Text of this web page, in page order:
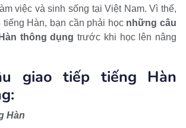
việc và sinh sống tại Việt Nam. Vì thế,
tiếng Hàn, bạn cần phải học những câu
thông dụng trước khi học lên nâng
giao tiếp tiếng Hàn
Hàn